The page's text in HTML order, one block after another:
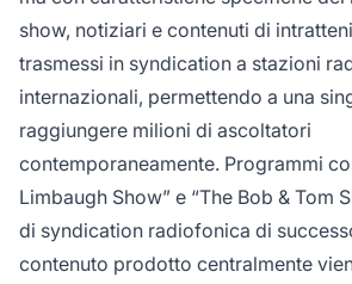
show, notiziari e contenuti di
trasmessi in syndication a stazioni
internazionali, permettendo a una
raggiungere milioni di ascoltatori
contemporaneamente. Programmi
Limbaugh Show” e “The Bob & Tom
di syndication radiofonica di
contenuto prodotto centralmente